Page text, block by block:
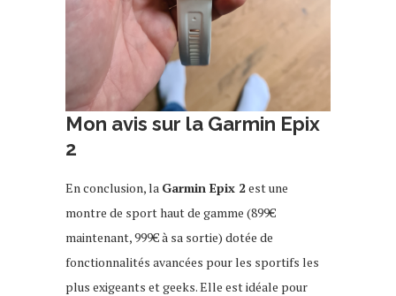
Mon avis sur la Garmin Epix
2
En conclusion, la Garmin Epix 2est une
montre de sport haut de gamme (899€
maintenant, 999€ à sa sortie) dotée de
fonctionnalités avancées pour les sportifs les
plus exigeants et geeks. Elle est idéale pour